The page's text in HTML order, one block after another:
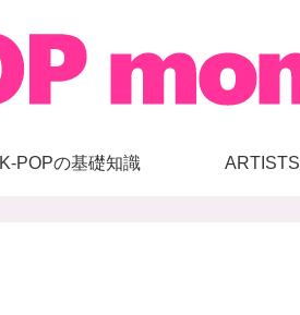
K-POPの基礎知識 ARTISTS